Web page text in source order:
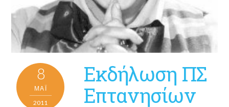
8
ΜΑΪ́
2011
Εκδήλωση ΠΣ
Επτανησίων